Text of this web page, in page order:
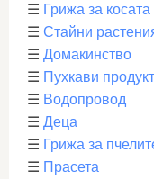
☰ Грижа за косата
☰ Стайни
☰ Домакинство
☰ Пухкави
☰ Водопровод
☰ Деца
☰ Грижа за
☰ Прасета